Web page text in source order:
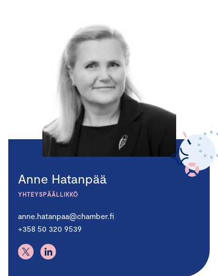
Anne Hatanpää
YHTEYSPÄÄLLIKKÖ
anne.hatanpaa@chamber.fi
+358 50 320 9539